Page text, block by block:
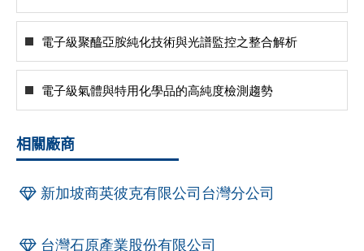
電子級聚醯亞胺純化技術與光譜監控之整合解析
電子級氣體與特用化學品的高純度檢測趨勢
相關廠商
新加坡商英彼克有限公司台灣分公司
台灣石原產業股份有限公司